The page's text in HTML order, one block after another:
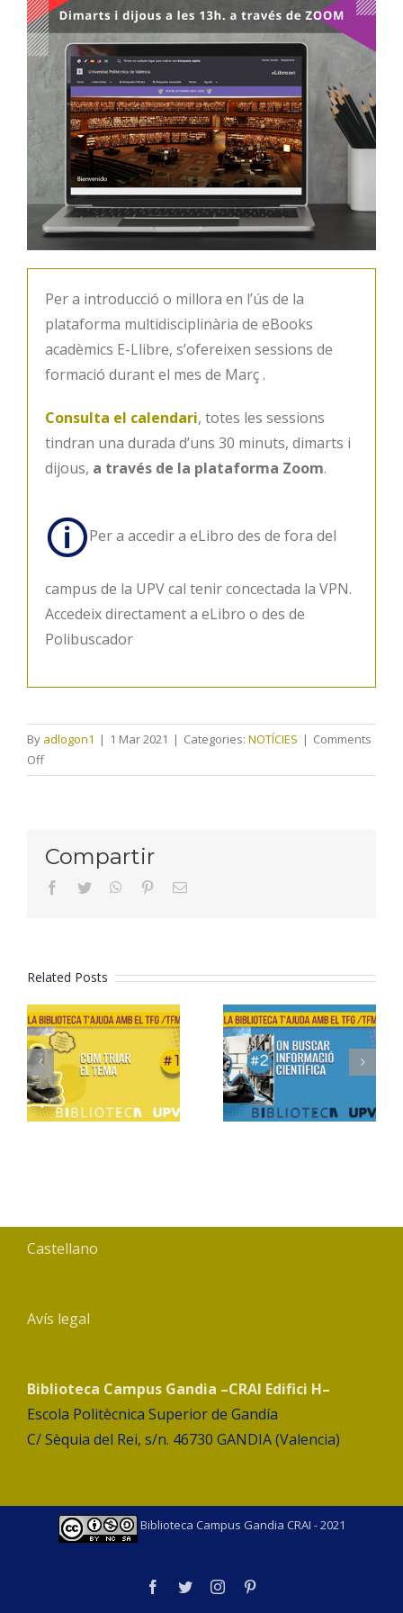
Per a introducció o millora en l’ús de la
plataforma multidisciplinària de eBooks
acadèmics E-Llibre, s’ofereixen sessions de
formació durant el mes de Març .
Consulta el calendari, totes les sessions
tindran una durada d’uns 30 minuts, dimarts i
dijous, a través de la plataforma Zoom.
🛈Per a accedir a eLibro des de fora del
campus de la UPV cal tenir concectada la VPN.
Accedeix directament a eLibro o des de
Polibuscador
By adlogon1 | 1 Mar 2021 | Categories: NOTÍCIES | Comments
Offon
Formació
Compartir
facebooktwitter whatsapppinterestEmail
Related Posts
Formació
TFG/TFM –
1. Com triar
el tema
TFG/TFM –
2. On
cercar
informació
Castellano
Avís legal
Biblioteca Campus Gandia –CRAI Edifici H–
Escola Politècnica Superior de Gandía
C/ Sèquia del Rei, s/n. 46730 GANDIA (Valencia)
Biblioteca Campus Gandia CRAI - 2021
facebook
twitterinstagram